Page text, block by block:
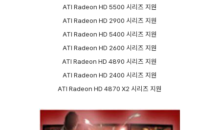
ATI Radeon HD 5500 시리즈 지원
ATI Radeon HD 2900 시리즈 지원
ATI Radeon HD 5400 시리즈 지원
ATI Radeon HD 2600 시리즈 지원
ATI Radeon HD 4890 시리즈 지원
ATI Radeon HD 2400 시리즈 지원
ATI Radeon HD 4870 X2 시리즈 지원